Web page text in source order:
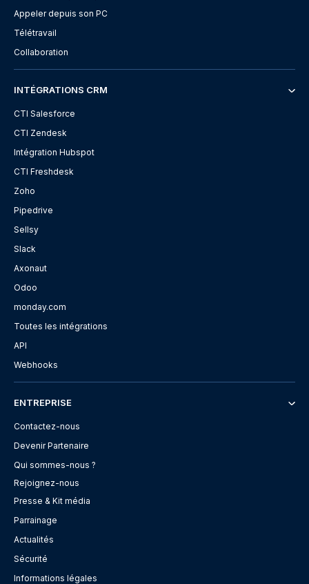
Appeler depuis son PC
Télétravail
Collaboration
INTÉGRATIONS CRM
CTI Salesforce
CTI Zendesk
Intégration Hubspot
CTI Freshdesk
Zoho
Pipedrive
Sellsy
Slack
Axonaut
Odoo
monday.com
Toutes les intégrations
API
Webhooks
ENTREPRISE
Contactez-nous
Devenir Partenaire
Qui sommes-nous ?
Rejoignez-nous
Presse & Kit média
Parrainage
Actualités
Sécurité
Informations légales